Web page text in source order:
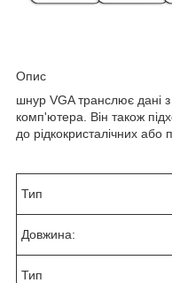
Опис
шнур VGA транслює дані
комп'ютера. Він також
до рідкокристалічних або
Тип
Довжина:
Тип